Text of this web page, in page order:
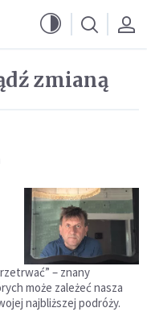
zmianą
– znany
może zależeć nasza
najbliższej podróży.